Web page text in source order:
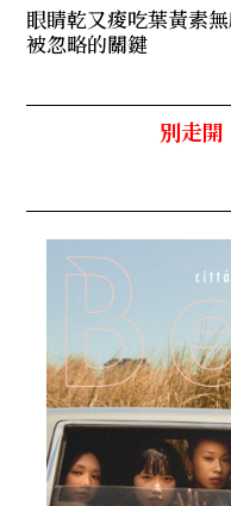
眼睛乾又痠吃葉黃素
被忽略的關鍵
別走